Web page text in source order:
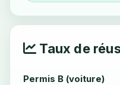
Taux de
Permis B (voiture)